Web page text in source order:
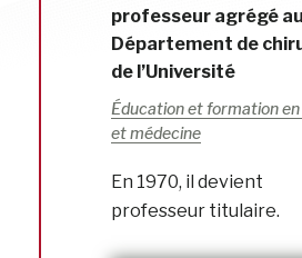
professeur agrégé au
Département de
de l’Université
Éducation et formation
et médecine
En 1970, il devient
professeur titulaire.